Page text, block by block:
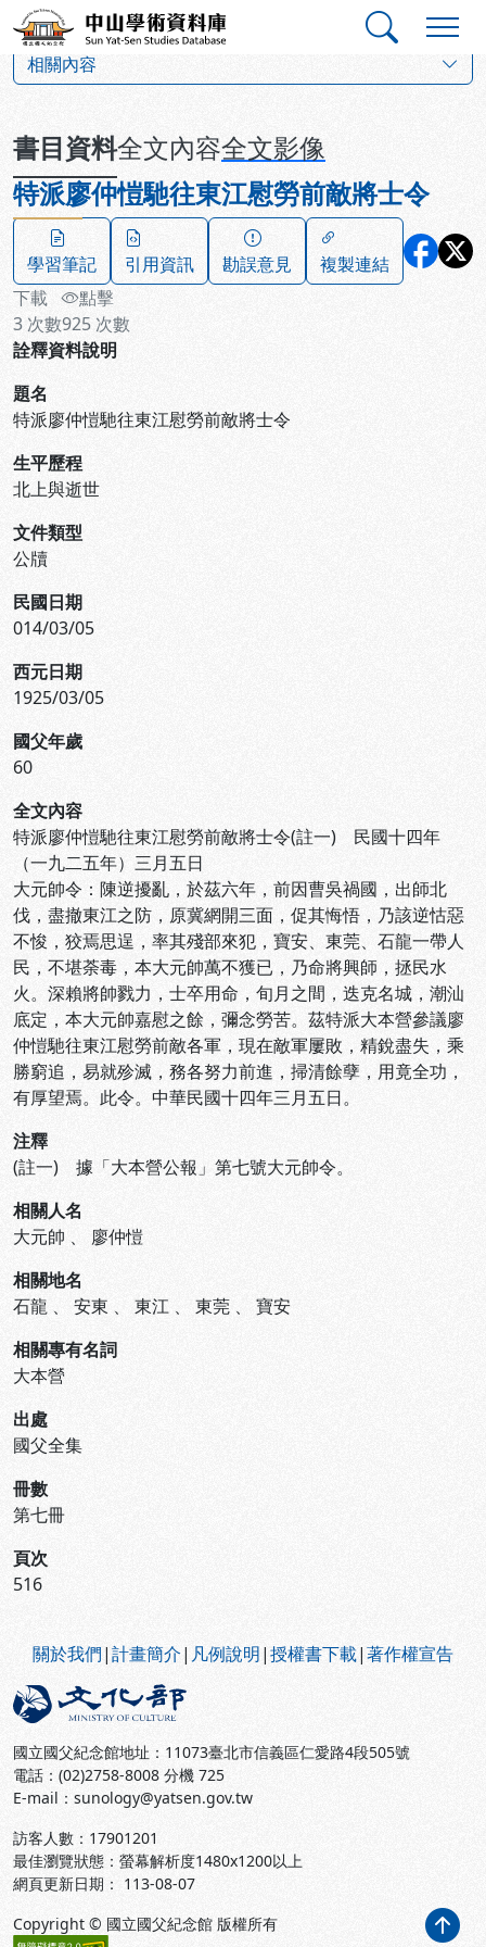
跳到主要內容
中山學術資料庫
相關內容
書目資料全文內容全文影像
特派廖仲愷馳往東江慰勞前敵將士令
學習筆記 引用資訊 勘誤意見
複製連結
下載
3 次數
點擊
925 次數
詮釋資料說明
題名
特派廖仲愷馳往東江慰勞前敵將士令
生平歷程
北上與逝世
文件類型
公牘
民國日期
014/03/05
西元日期
1925/03/05
國父年歲
60
全文內容
特派廖仲愷馳往東江慰勞前敵將士令(註一) 民國十四年
（一九二五年）三月五日
大元帥令：陳逆擾亂，於茲六年，前因曹吳禍國，出師北
伐，盡撤東江之防，原冀網開三面，促其悔悟，乃該逆怙惡
不悛，狡焉思逞，率其殘部來犯，寶安、東莞、石龍一帶人
民，不堪荼毒，本大元帥萬不獲已，乃命將興師，拯民水
火。深賴將帥戮力，士卒用命，旬月之間，迭克名城，潮汕
底定，本大元帥嘉慰之餘，彌念勞苦。茲特派大本營參議廖
仲愷馳往東江慰勞前敵各軍，現在敵軍屢敗，精銳盡失，乘
勝窮追，易就殄滅，務各努力前進，掃清餘孽，用竟全功，
有厚望焉。此令。中華民國十四年三月五日。
注釋
(註一) 據「大本營公報」第七號大元帥令。
相關人名
大元帥 、 廖仲愷
相關地名
石龍 、 安東 、 東江 、 東莞 、 寶安
相關專有名詞
大本營
出處
國父全集
冊數
第七冊
頁次
516
關於我們|計畫簡介| 凡例說明|授權書下載|著作權宣告
國立國父紀念館地址：11073臺北市信義區仁愛路4段505號
電話：(02)2758-8008 分機 725
E-mail：sunology@yatsen.gov.tw
訪客人數： 17901201
最佳瀏覽狀態：螢幕解析度1480x1200以上
網頁更新日期： 113-08-07
Copyright © 國立國父紀念館 版權所有